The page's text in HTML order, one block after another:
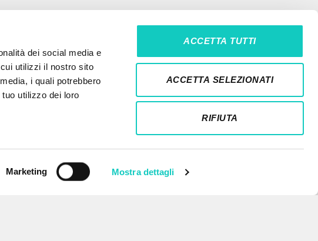
dei social media e
utilizzi il nostro sito
i quali potrebbero
utilizzo dei loro
Marketing Mostra dettagli
ACCETTA TUTTI
ACCETTA SELEZIONATI
RIFIUTA
NEWSLETTER